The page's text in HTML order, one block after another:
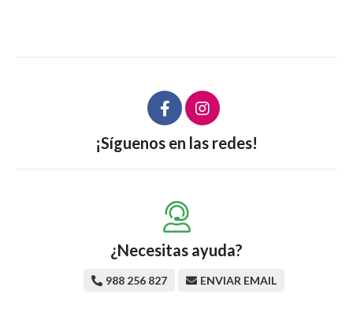
¡Síguenos en las redes!
¿Necesitas ayuda?
988 256 827 ENVIAR EMAIL